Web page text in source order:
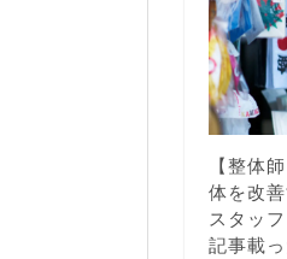
【整体
体を改
スタッ
記事載っ